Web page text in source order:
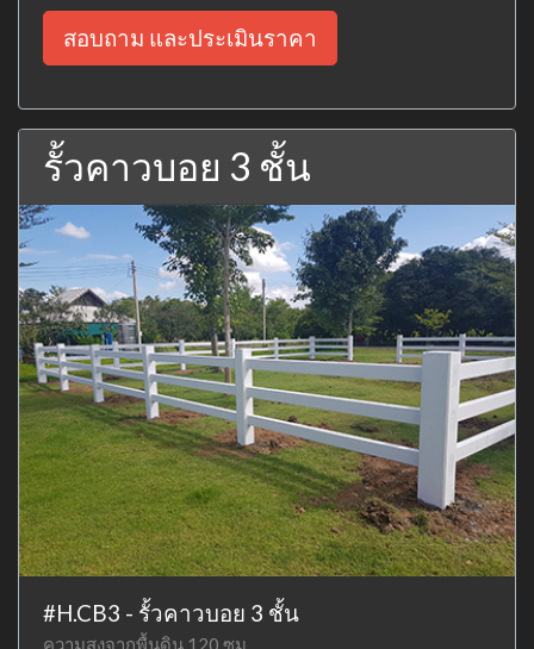
สอบถาม และประเมินราคา
รั้วคาวบอย 3 ชั้น
#H.CB3 - รั้วคาวบอย 3 ชั้น
ความสูงจากพื้นดิน 120 ซม